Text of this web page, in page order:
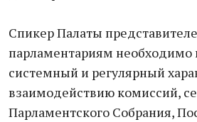
Спикер Палаты
парламентариям необходимо
системный и регулярный
взаимодействию комиссий,
Парламентского Собрания,